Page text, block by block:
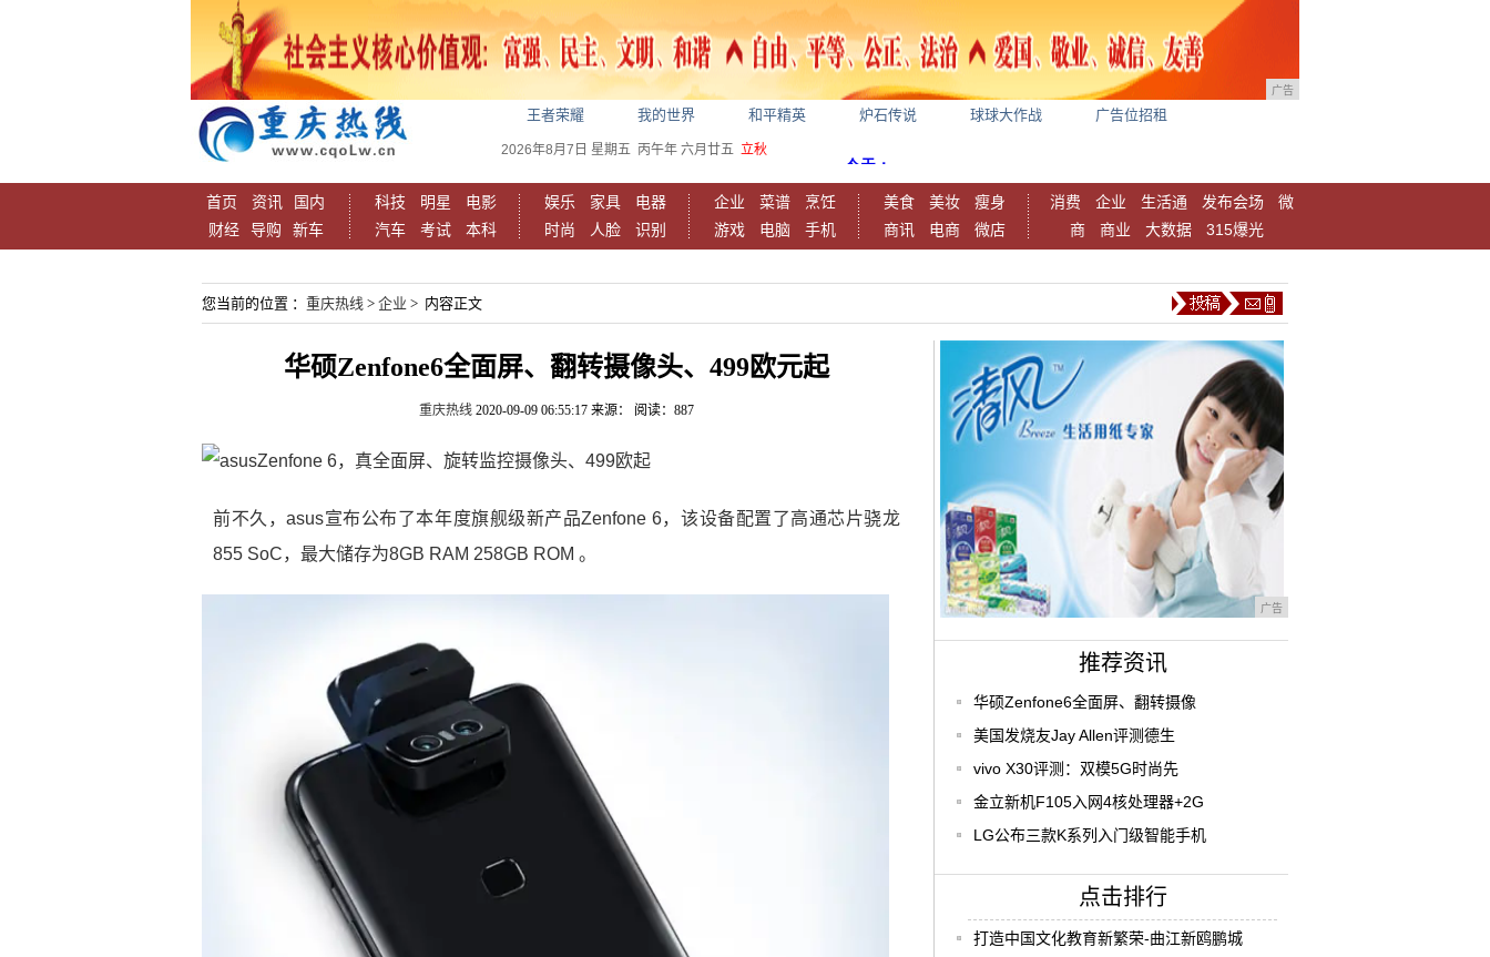
广告
王者荣耀 我的世界 和平精英 炉石传说 球球大作战 广告位招租
2026年8月7日 星期五 丙午年 六月廿五 立秋
首页 资讯
国内
财经
导购 新车
科技 明星
电影
汽车
考试 本科
娱乐 家具
电器
时尚
人脸 识别
企业 菜谱
烹饪
游戏
电脑 手机
美食 美妆
瘦身
商讯
电商 微店
消费 企业 生活通 发布会场
微
商
商业 大数据 315爆光
您当前的位置 ： 重庆热线 > 企业 > 内容正文
华硕Zenfone6全面屏、翻转摄像头、499欧元起
重庆热线 2020-09-09 06:55:17 来源： 阅读：887
前不久，asus宣布公布了本年度旗舰级新产品Zenfone 6，该设备配置了高通芯片骁龙
855 SoC，最大储存为8GB RAM 258GB ROM 。
广告
推荐资讯
华硕Zenfone6全面屏、翻转摄像
美国发烧友Jay Allen评测德生
vivo X30评测：双模5G时尚先
金立新机F105入网4核处理器+2G
LG公布三款K系列入门级智能手机
点击排行
打造中国文化教育新繁荣-曲江新鸥鹏城